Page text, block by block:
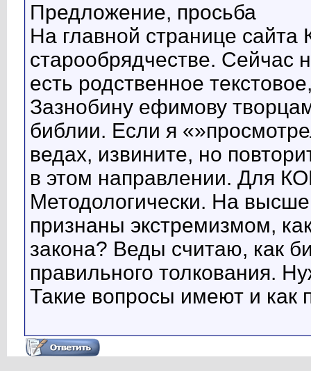
Предложение, просьба
На главной странице
старообрядчестве. Сейчас
есть родственное
Зазнобину ефимову
библии. Если я
ведах, извините, но
в этом направлении. Для
Методологически. На
признаны экстремизмом,
закона? Веды считаю, как
правильного толкования.
Такие вопросы имеют и как